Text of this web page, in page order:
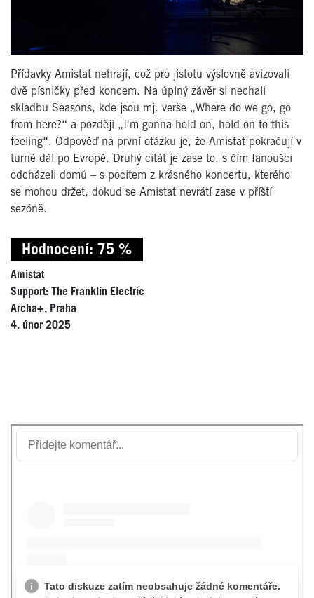
Přídavky Amistat nehrají, což pro jistotu výslovně avizovali
dvě písničky před koncem. Na úplný závěr si nechali
skladbu Seasons, kde jsou mj. verše „Where do we go, go
from here?“ a později „I'm gonna hold on, hold on to this
feeling“. Odpověď na první otázku je, že Amistat pokračují v
turné dál po Evropě. Druhý citát je zase to, s čím fanoušci
odcházeli domů – s pocitem z krásného koncertu, kterého
se mohou držet, dokud se Amistat nevrátí zase v příští
sezóně.
Hodnocení: 75 %
Amistat
Support: The Franklin Electric
Archa+, Praha
4. únor 2025